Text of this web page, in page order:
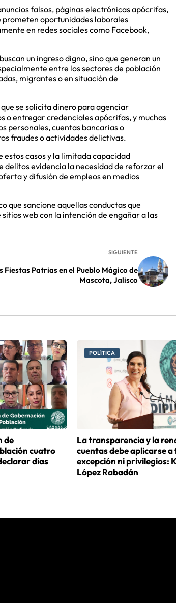
falsos, páginas electrónicas apócrifas,
prometen oportunidades laborales
en redes sociales como Facebook,
un ingreso digno, sino que generan un
entre los sectores de población
migrantes o en situación de
se solicita dinero para agenciar
o entregar credenciales apócrifas, y muchas
personales, cuentas bancarias o
fraudes o actividades delictivas.
casos y la limitada capacidad
evidencia la necesidad de reforzar el
y difusión de empleos en medios
que sancione aquellas conductas que
web con la intención de engañar a las
SIGUIENTE
Fiestas Patrias en el Pueblo Mágico de
Mascota, Jalisco
de
cuatro
días
POLÍTICA
La transparencia y la
cuentas debe aplicarse a
excepción ni privilegios:
López Rabadán